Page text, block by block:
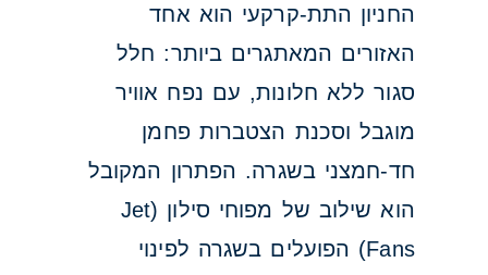
החניון התת-קרקעי הוא אחד
האזורים המאתגרים ביותר: חלל
סגור ללא חלונות, עם נפח אוויר
מוגבל וסכנת הצטברות פחמן
חד-חמצני בשגרה. הפתרון המקובל
הוא שילוב של מפוחי סילון (Jet
Fans) הפועלים בשגרה לפינוי